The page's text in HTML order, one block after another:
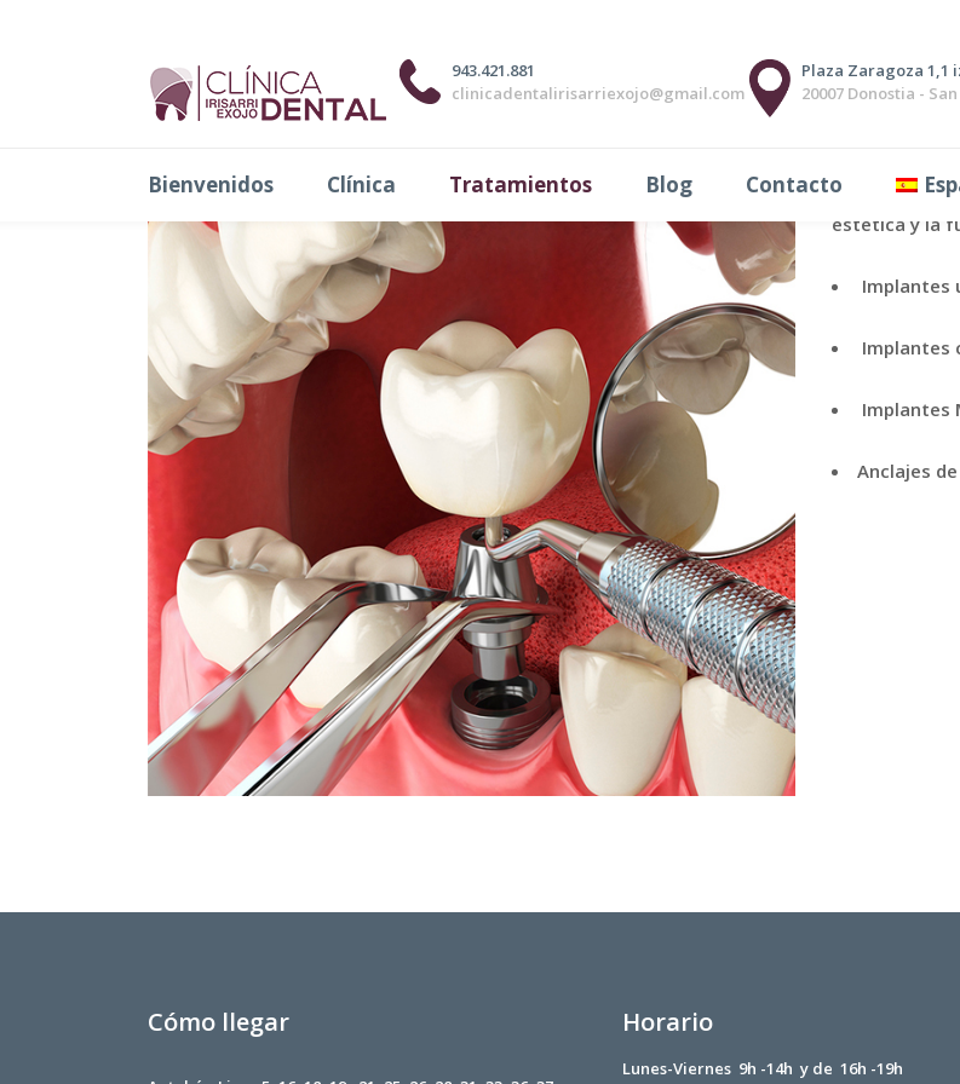
943.421.881
clinicadentalirisarriexojo@gmail.com
Plaza Zaragoza 1,1
20007 Donostia -
Bienvenidos Clínica Tratamientos Blog Contacto
Implantología
La
reponer las
estética y la
Implantes
Implantes
Implantes
Anclajes
Cómo llegar Horario
Lunes-Viernes 9h -14h y de 16h -19h